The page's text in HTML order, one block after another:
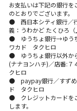
お支払いは下記の銀行
のとおりでございます。
● 西日本シティ銀行／
義：うわかど たくひろ（
● ゆうちょ銀行→ゆう
ワカド タクヒロ
● ゆうちょ銀行以外か
(ナナヨンハチ)／店番:
クヒロ
● paypay銀行／すずめ
ド タクヒロ
● クレジットカードを
します。